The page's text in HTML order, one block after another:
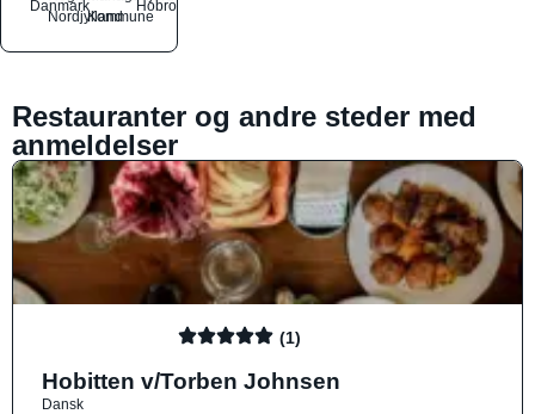
Danmark
Nordjylland
Kommune
Hobro
Restauranter og andre steder med
anmeldelser
(1)
Hobitten v/Torben Johnsen
Dansk